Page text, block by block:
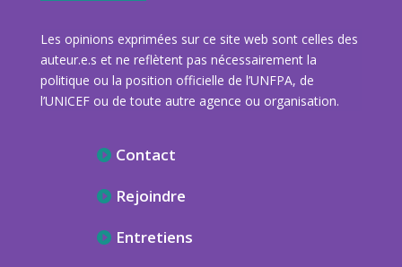
Les opinions exprimées sur ce site web sont celles des
auteur.e.s et ne reflètent pas nécessairement la
politique ou la position officielle de l’UNFPA, de
l’UNICEF ou de toute autre agence ou organisation.
Contact
Rejoindre
Entretiens